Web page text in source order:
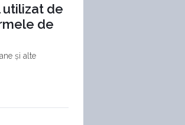
utilizat de
de
și alte